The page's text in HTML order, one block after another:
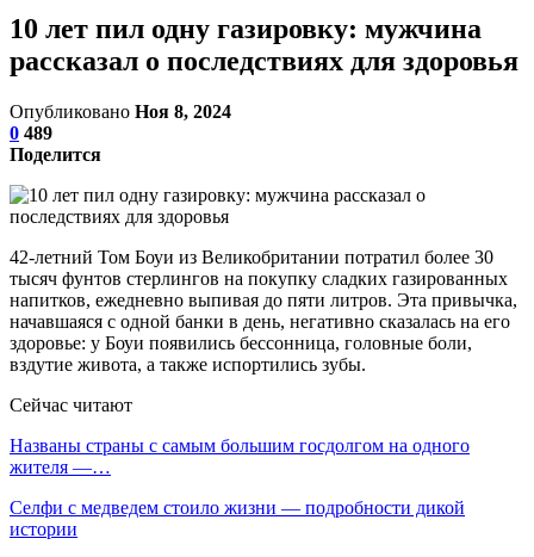
10 лет пил одну газировку: мужчина
рассказал о последствиях для здоровья
Опубликовано Ноя 8, 2024
0 489
Поделится
42-летний Том Боуи из Великобритании потратил более 30
тысяч фунтов стерлингов на покупку сладких газированных
напитков, ежедневно выпивая до пяти литров. Эта привычка,
начавшаяся с одной банки в день, негативно сказалась на его
здоровье: у Боуи появились бессонница, головные боли,
вздутие живота, а также испортились зубы.
Сейчас читают
Названы страны с самым большим госдолгом на одного
жителя —…
Селфи с медведем стоило жизни — подробности дикой
истории